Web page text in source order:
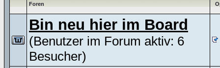
Foren
Bin neu hier im Board
(Benutzer im Forum aktiv: 6
Besucher)